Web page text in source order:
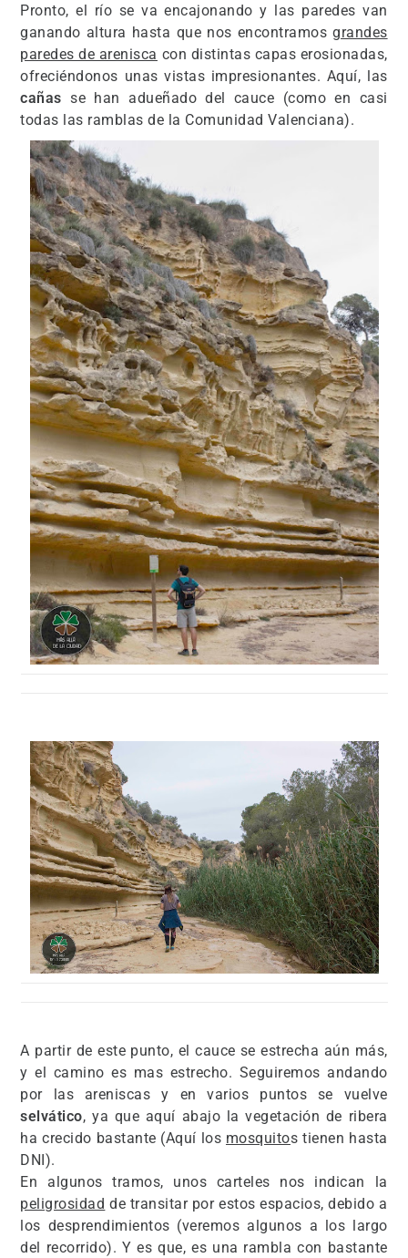
Pronto, el río se va encajonando y las paredes van
ganando altura hasta que nos encontramosgrandes
paredes de arenisca con distintas capas erosionadas,
ofreciéndonos unas vistas impresionantes. Aquí, las
cañasse han adueñado del cauce (como en casi
todas las ramblas de la Comunidad Valenciana).
A partir de este punto, el cauce se estrecha aún más,
y el camino es mas estrecho. Seguiremos andando
por las areniscas y en varios puntos se vuelve
selvático, ya que aquí abajo la vegetación de ribera
ha crecido bastante (Aquí los mosquitos tienen hasta
DNI).
En algunos tramos, unos carteles nos indican la
peligrosidad de transitar por estos espacios, debido a
los desprendimientos (veremos algunos a los largo
del recorrido). Y es que, es una rambla con bastante